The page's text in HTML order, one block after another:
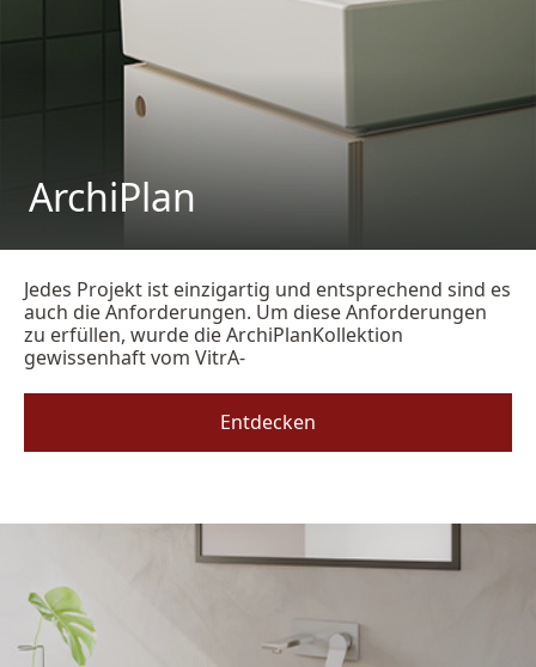
ArchiPlan
Jedes Projekt ist einzigartig und entsprechend sind es
auch die Anforderungen. Um diese Anforderungen
zu erfüllen, wurde die ArchiPlanKollektion
gewissenhaft vom VitrA-
Entdecken